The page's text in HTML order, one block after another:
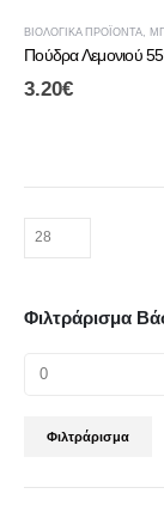
ΒΙΟΛΟΓΙΚΆ ΠΡΟΪΌΝΤΑ,
3.20€
Φιλτράρισμα
Φιλτράρισμα